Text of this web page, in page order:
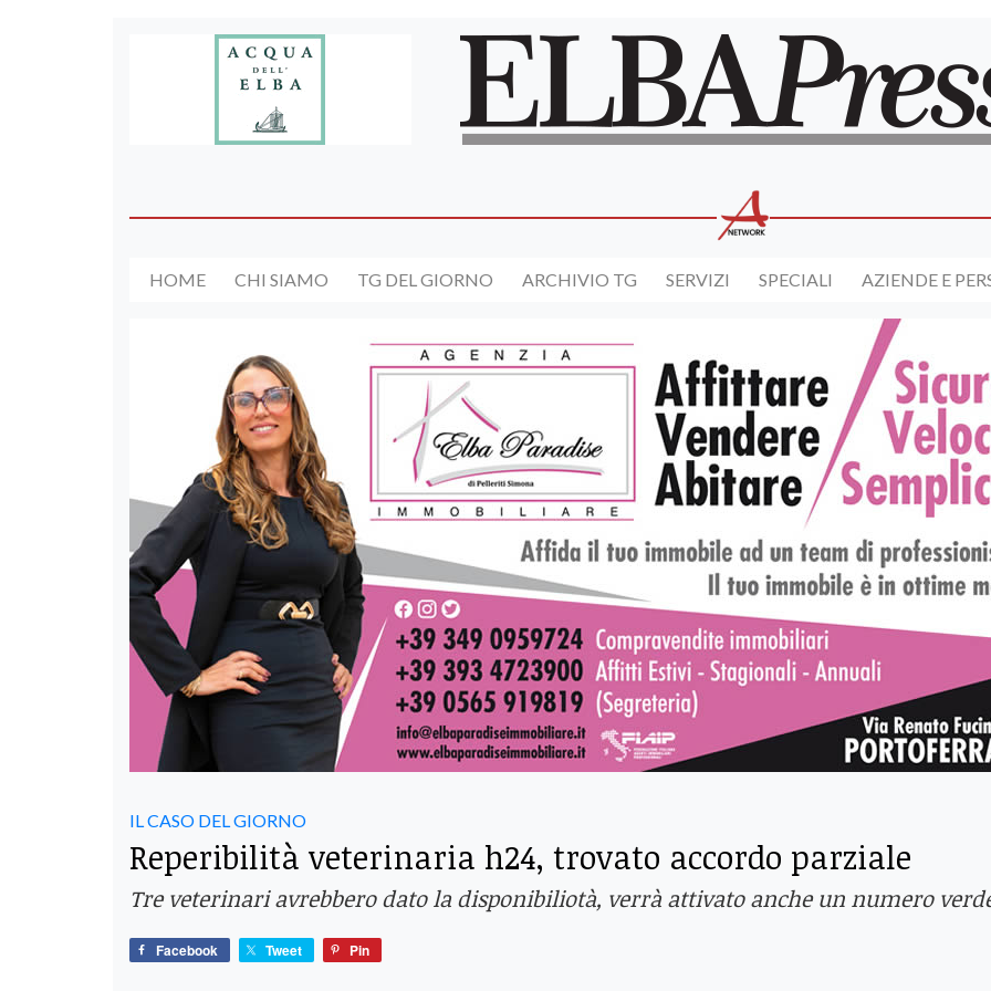
HOME CHI SIAMO TG DEL GIORNO ARCHIVIO TG SERVIZI SPECIALI AZIENDE E
IL CASO DEL GIORNO
Reperibilità veterinaria h24, trovato accordo parziale
Tre veterinari avrebbero dato la disponibiliotà, verrà attivato anche un numero
Facebook Tweet Pin